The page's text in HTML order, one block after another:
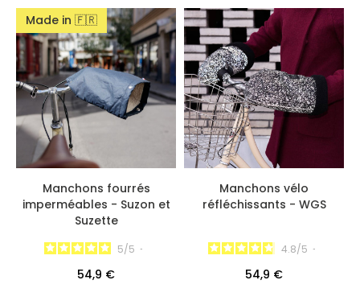
Made in 🇫🇷
Manchons fourrés
imperméables - Suzon et
Suzette
5/5 -
54,9 €
Manchons vélo
réfléchissants - WGS
4.8/5 -
54,9 €